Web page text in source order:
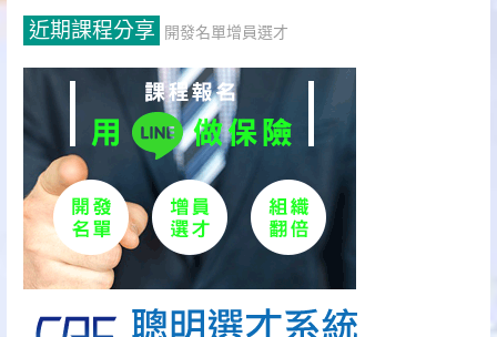
近期課程分享 開發名單增員選才